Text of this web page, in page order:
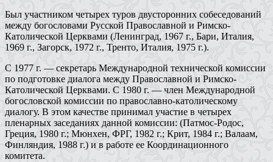
Был участником четырех туров двусторонних собеседований
между богословами Русской Православной и Римско-
Католической Церквами (Ленинград, 1967 г., Бари, Италия,
1969 г., Загорск, 1972 г., Тренто, Италия, 1975 г.).
С 1977 г. — секретарь Международной технической комиссии
по подготовке диалога между Православной и Римско-
Католической Церквами. С 1980 г. — член Международной
богословской комиссии по православно-католическому
диалогу. В этом качестве принимал участие в четырех
пленарных заседаниях данной комиссии: (Патмос-Родос,
Греция, 1980 г.; Мюнхен, ФРГ, 1982 г.; Крит, 1984 г.; Валаам,
Финляндия, 1988 г.) и в работе ее Координационного
комитета.